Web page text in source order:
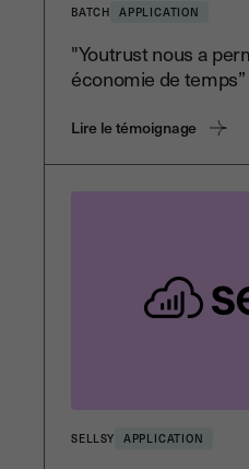
BATCH APPLICATION
"Youtrust nous a
économie de temps”
Lire le témoignage
SELLSY APPLICATION